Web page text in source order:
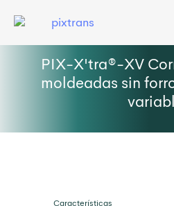
PIX-X'tra®-XV
moldeadas sin
Características